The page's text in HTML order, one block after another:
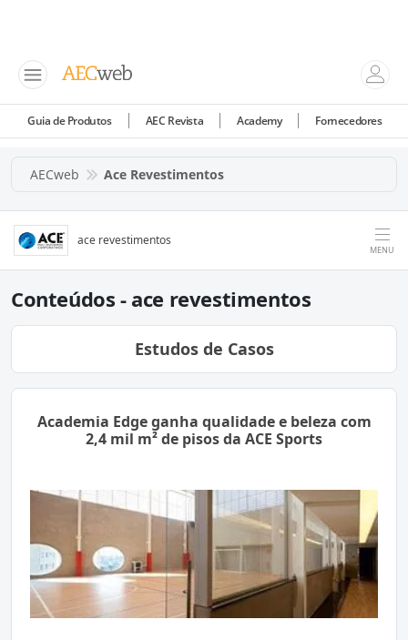
Guia de Produtos AEC Revista Academy Fornecedores
AECweb Ace Revestimentos
ace revestimentos
MENU
Conteúdos - ace revestimentos
Estudos de Casos
Academia Edge ganha qualidade e beleza com
2,4 mil m² de pisos da ACE Sports